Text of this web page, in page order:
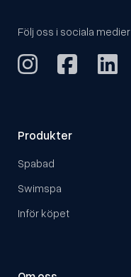
Produkter
Spabad
Swimspa
Inför köpet
Följ oss i sociala medier